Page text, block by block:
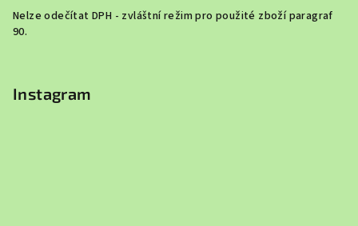
Nelze odečítat DPH - zvláštní režim pro použité zboží paragraf
90.
Instagram